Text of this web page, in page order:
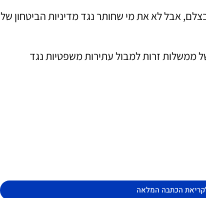
אבל לא את מי שחותר נגד מדיניות הביטחון של
ממשלות זרות למבול עתירות משפטיות נגד
הכתבה המלאה